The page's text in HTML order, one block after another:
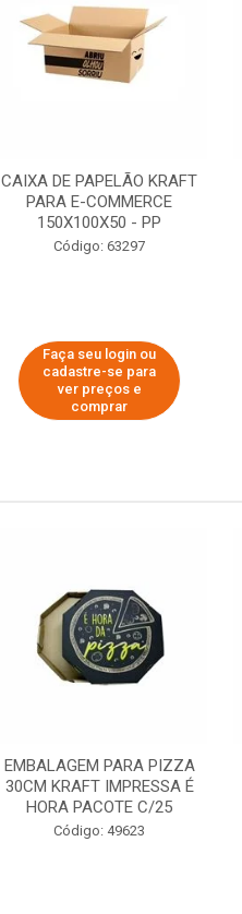
CAIXA DE PAPELÃO KRAFT
PARA E-COMMERCE
150X100X50 - PP
Código: 63297
Faça seu login ou
cadastre-se para
ver preços e
comprar
EMBALAGEM PARA PIZZA
30CM KRAFT IMPRESSA É
HORA PACOTE C/25
Código: 49623